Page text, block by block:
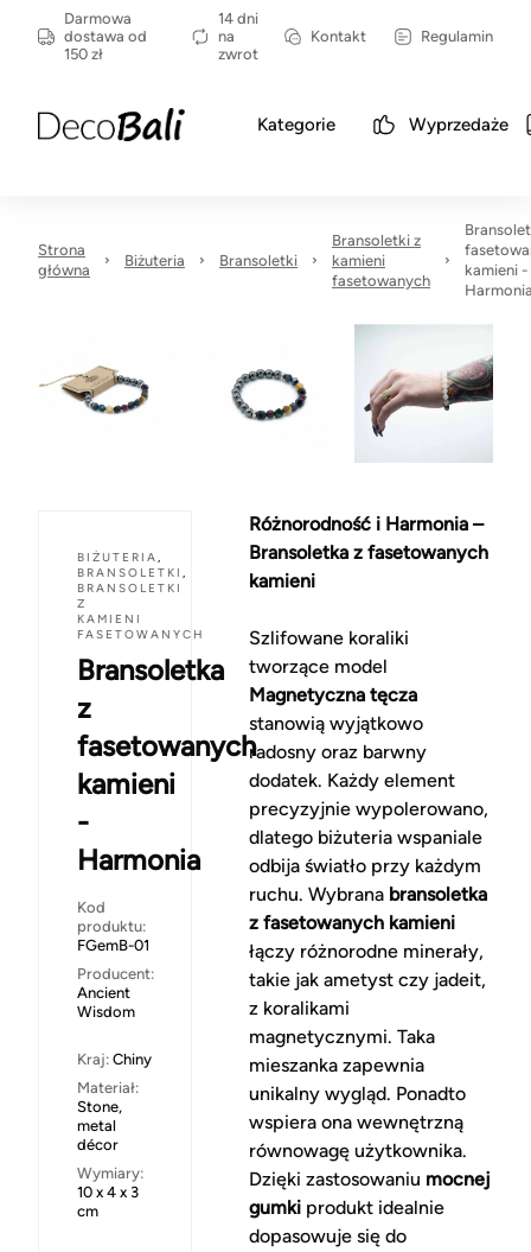
Darmowa
dostawa od
150 zł
14 dni
na
zwrot
Kontakt Regulamin
Kategorie Wyprzedaże
Strona
główna
Biżuteria Bransoletki
Bransoletki z
kamieni
fasetowanych
kamieni -
BIŻUTERIA,
BRANSOLETKI ,
BRANSOLETKI
Z
KAMIENI
FASETOWANYCH
Bransoletka
z
fasetowanych
kamieni
-
Harmonia
Kod
produktu:
FGemB-01
Producent:
Ancient
Wisdom
Kraj: Chiny
Materiał:
Stone,
metal
décor
Wymiary:
10 x 4 x 3
cm
Różnorodność i Harmonia –
Bransoletka z fasetowanych
kamieni
Szlifowane koraliki
tworzące model
Magnetyczna tęcza
stanowią wyjątkowo
radosny oraz barwny
dodatek. Każdy element
precyzyjnie wypolerowano,
dlatego biżuteria wspaniale
odbija światło przy każdym
ruchu. Wybrana bransoletka
z fasetowanych kamieni
łączy różnorodne minerały,
takie jak ametyst czy jadeit,
z koralikami
magnetycznymi. Taka
mieszanka zapewnia
unikalny wygląd. Ponadto
wspiera ona wewnętrzną
równowagę użytkownika.
Dzięki zastosowaniu mocnej
gumkiprodukt idealnie
dopasowuje się do